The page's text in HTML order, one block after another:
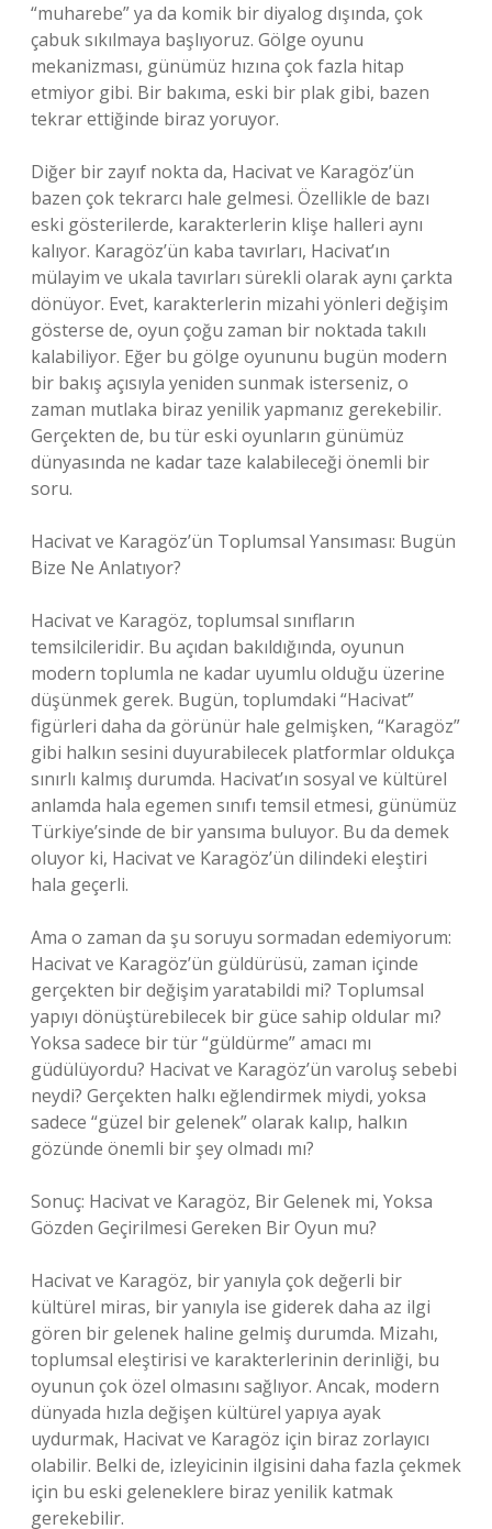
“muharebe” ya da komik bir diyalog dışında, çok
çabuk sıkılmaya başlıyoruz. Gölge oyunu
mekanizması, günümüz hızına çok fazla hitap
etmiyor gibi. Bir bakıma, eski bir plak gibi, bazen
tekrar ettiğinde biraz yoruyor.
Diğer bir zayıf nokta da, Hacivat ve Karagöz’ün
bazen çok tekrarcı hale gelmesi. Özellikle de bazı
eski gösterilerde, karakterlerin klişe halleri aynı
kalıyor. Karagöz’ün kaba tavırları, Hacivat’ın
mülayim ve ukala tavırları sürekli olarak aynı çarkta
dönüyor. Evet, karakterlerin mizahi yönleri değişim
gösterse de, oyun çoğu zaman bir noktada takılı
kalabiliyor. Eğer bu gölge oyununu bugün modern
bir bakış açısıyla yeniden sunmak isterseniz, o
zaman mutlaka biraz yenilik yapmanız gerekebilir.
Gerçekten de, bu tür eski oyunların günümüz
dünyasında ne kadar taze kalabileceği önemli bir
soru.
Hacivat ve Karagöz’ün Toplumsal Yansıması: Bugün
Bize Ne Anlatıyor?
Hacivat ve Karagöz, toplumsal sınıfların
temsilcileridir. Bu açıdan bakıldığında, oyunun
modern toplumla ne kadar uyumlu olduğu üzerine
düşünmek gerek. Bugün, toplumdaki “Hacivat”
figürleri daha da görünür hale gelmişken, “Karagöz”
gibi halkın sesini duyurabilecek platformlar oldukça
sınırlı kalmış durumda. Hacivat’ın sosyal ve kültürel
anlamda hala egemen sınıfı temsil etmesi, günümüz
Türkiye’sinde de bir yansıma buluyor. Bu da demek
oluyor ki, Hacivat ve Karagöz’ün dilindeki eleştiri
hala geçerli.
Ama o zaman da şu soruyu sormadan edemiyorum:
Hacivat ve Karagöz’ün güldürüsü, zaman içinde
gerçekten bir değişim yaratabildi mi? Toplumsal
yapıyı dönüştürebilecek bir güce sahip oldular mı?
Yoksa sadece bir tür “güldürme” amacı mı
güdülüyordu? Hacivat ve Karagöz’ün varoluş sebebi
neydi? Gerçekten halkı eğlendirmek miydi, yoksa
sadece “güzel bir gelenek” olarak kalıp, halkın
gözünde önemli bir şey olmadı mı?
Sonuç: Hacivat ve Karagöz, Bir Gelenek mi, Yoksa
Gözden Geçirilmesi Gereken Bir Oyun mu?
Hacivat ve Karagöz, bir yanıyla çok değerli bir
kültürel miras, bir yanıyla ise giderek daha az ilgi
gören bir gelenek haline gelmiş durumda. Mizahı,
toplumsal eleştirisi ve karakterlerinin derinliği, bu
oyunun çok özel olmasını sağlıyor. Ancak, modern
dünyada hızla değişen kültürel yapıya ayak
uydurmak, Hacivat ve Karagöz için biraz zorlayıcı
olabilir. Belki de, izleyicinin ilgisini daha fazla çekmek
için bu eski geleneklere biraz yenilik katmak
gerekebilir.